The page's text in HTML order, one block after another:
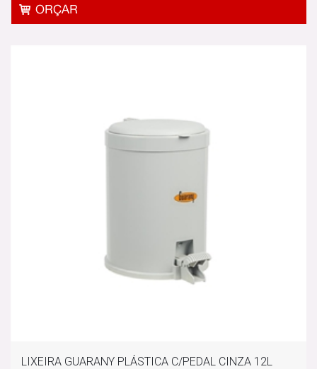
LIXEIRA GUARANY PLÁSTICA C/PEDAL CINZA 12L